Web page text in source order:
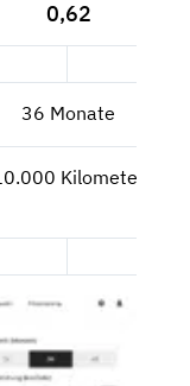
0,62
36 Monate
Kilometer